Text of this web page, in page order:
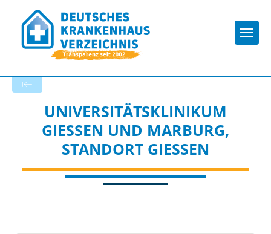
UNIVERSITÄTSKLINIKUM
GIESSEN UND MARBURG, S
TANDORT GIESSEN